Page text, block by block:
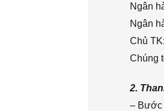
Ngân
Ngân
Chủ
Chúng
2.
– Bước